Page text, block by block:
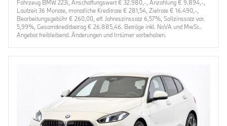
Fahrzeug BMW 223i, Anschaffungswert € 32.980,-, Anzahlung € 9.894,-,
Laufzeit 36 Monate, monatliche Kreditrate € 281,54, Zielrate € 16.490,-,
Bearbeitungsgebühr € 260,00, eff. Jahreszinssatz 6,57%, Sollzinssatz var.
5,99%, Gesamtkreditbetrag € 26.885,46. Beträge inkl. NoVA und MwSt..
Angebot freibleibend. Änderungen und Irrtümer vorbehalten.